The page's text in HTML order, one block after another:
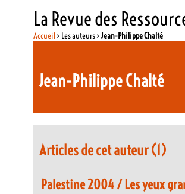
La Revue des
Accueil> Les auteurs >Jean-Philippe Chalté
Jean-Philippe Chalté
Articles de cet auteur (1)
Palestine 2004 / Les yeux